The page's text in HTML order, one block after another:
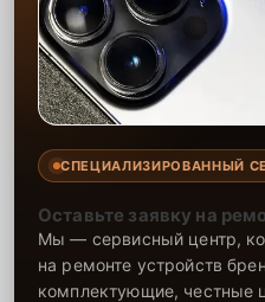
СПЕЦИАЛИЗИРОВАННЫЙ
Оставьте заявку на
Мы — сервисный центр,
на ремонте устройств
комплектующие, честные